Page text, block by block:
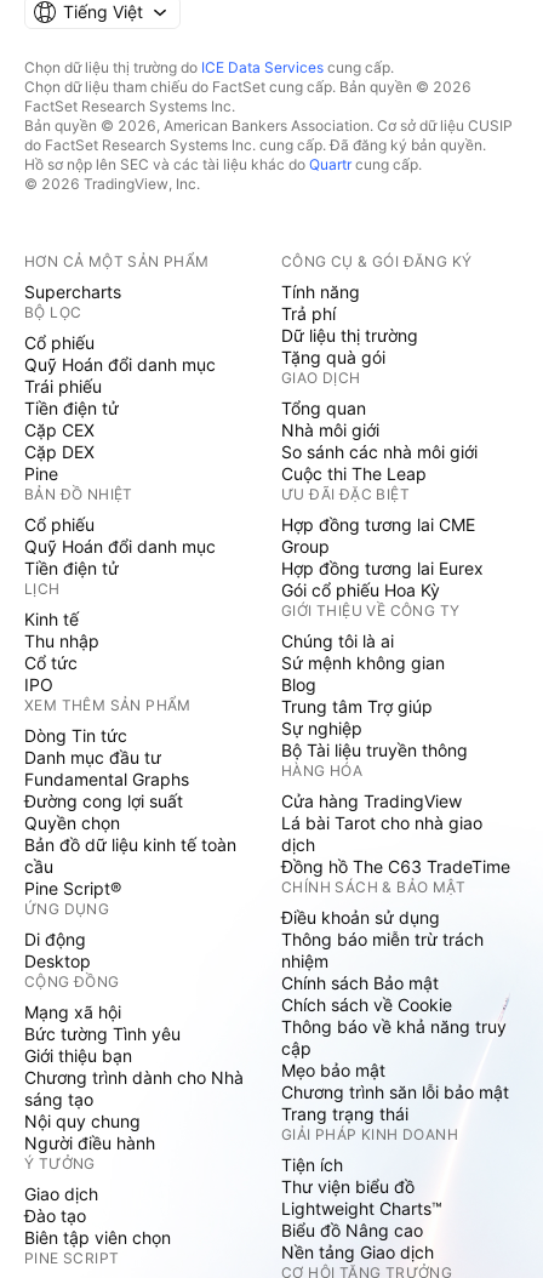
Tiếng Việt
Chọn dữ liệu thị trường do ICE Data Services cung cấp.
Chọn dữ liệu tham chiếu do FactSet cung cấp. Bản quyền © 2026
FactSet Research Systems Inc.
Bản quyền © 2026, American Bankers Association. Cơ sở dữ liệu CUSIP
do FactSet Research Systems Inc. cung cấp. Đã đăng ký bản quyền.
Hồ sơ nộp lên SEC và các tài liệu khác do Quartrcung cấp.
© 2026 TradingView, Inc.
HƠN CẢ MỘT SẢN PHẨM
Supercharts
BỘ LỌC
Cổ phiếu
Quỹ Hoán đổi danh mục
Trái phiếu
Tiền điện tử
Cặp CEX
Cặp DEX
Pine
BẢN ĐỒ NHIỆT
Cổ phiếu
Quỹ Hoán đổi danh mục
Tiền điện tử
LỊCH
Kinh tế
Thu nhập
Cổ tức
IPO
XEM THÊM SẢN PHẨM
Dòng Tin tức
Danh mục đầu tư
Fundamental Graphs
Đường cong lợi suất
Quyền chọn
Bản đồ dữ liệu kinh tế toàn
cầu
Pine Script®
ỨNG DỤNG
Di động
Desktop
CỘNG ĐỒNG
Mạng xã hội
Bức tường Tình yêu
Giới thiệu bạn
Chương trình dành cho Nhà
sáng tạo
Nội quy chung
Người điều hành
Ý TƯỞNG
Giao dịch
Đào tạo
Biên tập viên chọn
PINE SCRIPT
CÔNG CỤ & GÓI ĐĂNG KÝ
Tính năng
Trả phí
Dữ liệu thị trường
Tặng quà gói
GIAO DỊCH
Tổng quan
Nhà môi giới
So sánh các nhà môi giới
Cuộc thi The Leap
ƯU ĐÃI ĐẶC BIỆT
Hợp đồng tương lai CME
Group
Hợp đồng tương lai Eurex
Gói cổ phiếu Hoa Kỳ
GIỚI THIỆU VỀ CÔNG TY
Chúng tôi là ai
Sứ mệnh không gian
Blog
Trung tâm Trợ giúp
Sự nghiệp
Bộ Tài liệu truyền thông
HÀNG HÓA
Cửa hàng TradingView
Lá bài Tarot cho nhà giao
dịch
Đồng hồ The C63 TradeTime
CHÍNH SÁCH & BẢO MẬT
Điều khoản sử dụng
Thông báo miễn trừ trách
nhiệm
Chính sách Bảo mật
Chích sách về Cookie
Thông báo về khả năng truy
cập
Mẹo bảo mật
Chương trình săn lỗi bảo mật
Trang trạng thái
GIẢI PHÁP KINH DOANH
Tiện ích
Thư viện biểu đồ
Lightweight Charts™
Biểu đồ Nâng cao
Nền tảng Giao dịch
CƠ HỘI TĂNG TRƯỞNG